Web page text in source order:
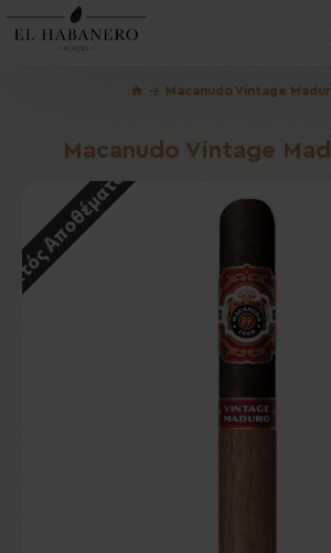
Macanudo Vintage
Macanudo Vintage
Αποθέματος